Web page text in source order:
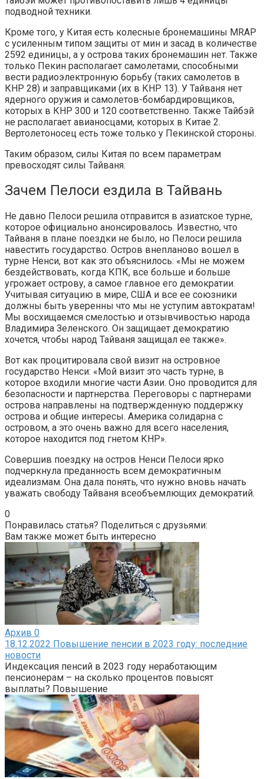
подводной техники.
Кроме того, у Китая есть колесные бронемашины MRAP
с усиленным типом защиты от мин и засад в количестве
2592 единицы, а у острова таких бронемашин нет. Также
только Пекин располагает самолетами, способными
вести радиоэлектронную борьбу (таких самолетов в
КНР 28) и заправщиками (их в КНР 13). У Тайваня нет
ядерного оружия и самолетов-бомбардировщиков,
которых в КНР 300 и 120 соответственно. Также Тайбэй
не располагает авианосцами, которых в Китае 2.
Вертолетоносец есть тоже только у Пекинской стороны.
Таким образом, силы Китая по всем параметрам
превосходят силы Тайваня.
Зачем Пелоси ездила в Тайвань
Не давно Пелоси решила отправится в азиатское турне,
которое официально анонсировалось. Известно, что
Тайваня в плане поездки не было, но Пелоси решила
навестить государство. Остров внепланово вошел в
турне Ненси, вот как это объяснилось: «Мы не можем
бездействовать, когда КПК, все больше и больше
угрожает острову, а самое главное его демократии.
Учитывая ситуацию в мире, США и все ее союзники
должны быть уверенны что мы не уступим автократам!
Мы восхищаемся смелостью и отзывчивостью народа
Владимира Зеленского. Он защищает демократию
хочется, чтобы народ Тайваня защищал ее также».
Вот как процитировала свой визит на островное
государство Ненси: «Мой визит это часть турне, в
которое входили многие части Азии. Оно проводится для
безопасности и партнерства. Переговоры с партнерами
острова направлены на подтвержденную поддержку
острова и общие интересы. Америка солидарна с
островом, а это очень важно для всего населения,
которое находится под гнетом КНР».
Совершив поездку на остров Ненси Пелоси ярко
подчеркнула преданность всем демократичным
идеализмам. Она дала понять, что нужно вновь начать
уважать свободу Тайваня всеобъемлющих демократий.
0
Понравилась статья? Поделиться с друзьями:
Вам также может быть интересно
Архив 0
18.12.2022 Повышение пенсии в 2023 году: последние
новости
Индексация пенсий в 2023 году неработающим
пенсионерам – на сколько процентов повысят
выплаты? Повышение